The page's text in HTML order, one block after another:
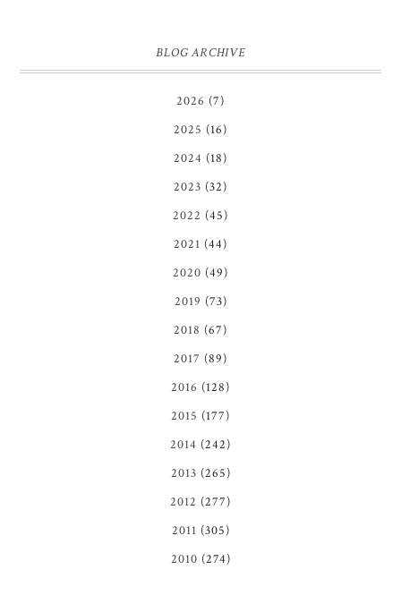
BLOG ARCHIVE
2026 (7)
2025 (16)
2024 (18)
2023 (32)
2022 (45)
2021 (44)
2020 (49)
2019 (73)
2018 (67)
2017 (89)
2016 (128)
2015 (177)
2014 (242)
2013 (265)
2012 (277)
2011 (305)
2010 (274)